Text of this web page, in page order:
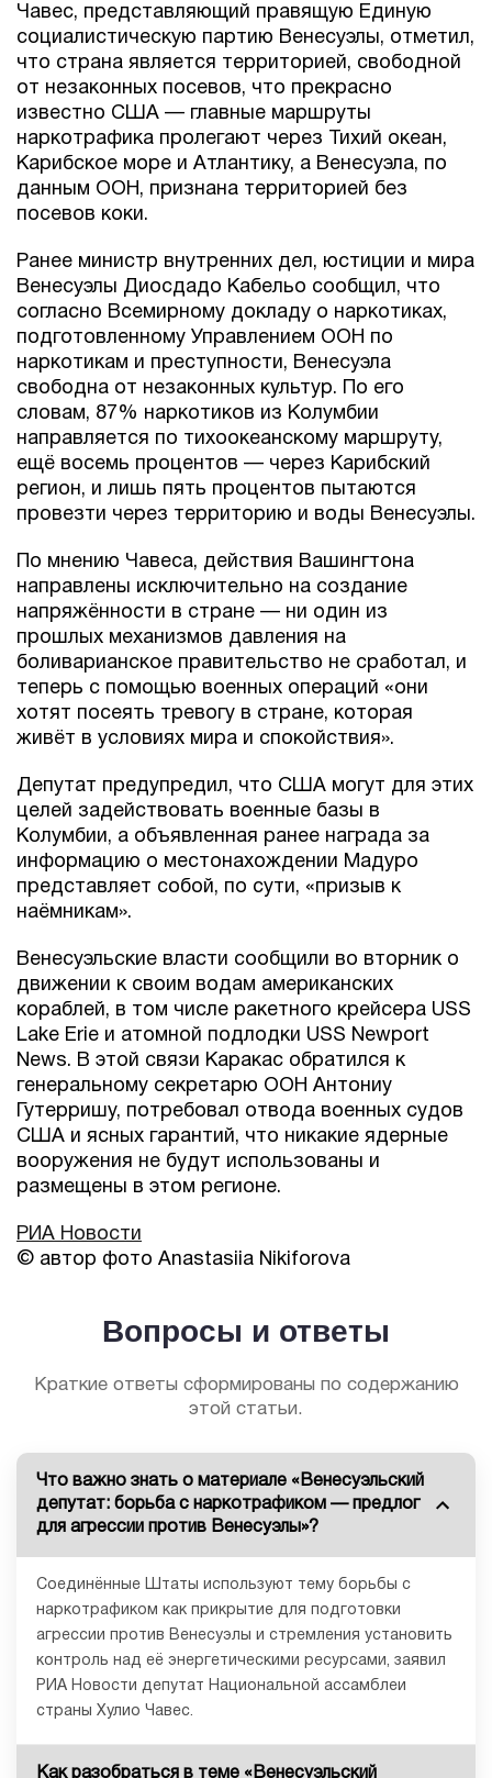
Чавес, представляющий правящую Единую
социалистическую партию Венесуэлы, отметил,
что страна является территорией, свободной
от незаконных посевов, что прекрасно
известно США — главные маршруты
наркотрафика пролегают через Тихий океан,
Карибское море и Атлантику, а Венесуэла, по
данным ООН, признана территорией без
посевов коки.
Ранее министр внутренних дел, юстиции и мира
Венесуэлы Диосдадо Кабельо сообщил, что
согласно Всемирному докладу о наркотиках,
подготовленному Управлением ООН по
наркотикам и преступности, Венесуэла
свободна от незаконных культур. По его
словам, 87% наркотиков из Колумбии
направляется по тихоокеанскому маршруту,
ещё восемь процентов — через Карибский
регион, и лишь пять процентов пытаются
провезти через территорию и воды Венесуэлы.
По мнению Чавеса, действия Вашингтона
направлены исключительно на создание
напряжённости в стране — ни один из
прошлых механизмов давления на
боливарианское правительство не сработал, и
теперь с помощью военных операций «они
хотят посеять тревогу в стране, которая
живёт в условиях мира и спокойствия».
Депутат предупредил, что США могут для этих
целей задействовать военные базы в
Колумбии, а объявленная ранее награда за
информацию о местонахождении Мадуро
представляет собой, по сути, «призыв к
наёмникам».
Венесуэльские власти сообщили во вторник о
движении к своим водам американских
кораблей, в том числе ракетного крейсера USS
Lake Erie и атомной подлодки USS Newport
News. В этой связи Каракас обратился к
генеральному секретарю ООН Антониу
Гутерришу, потребовал отвода военных судов
США и ясных гарантий, что никакие ядерные
вооружения не будут использованы и
размещены в этом регионе.
РИА Новости
© автор фото Anastasiia Nikiforova
Вопросы и ответы
Краткие ответы сформированы по содержанию
этой статьи.
Что важно знать о материале «Венесуэльский
депутат: борьба с наркотрафиком — предлог
для агрессии против Венесуэлы»?
Соединённые Штаты используют тему борьбы с
наркотрафиком как прикрытие для подготовки
агрессии против Венесуэлы и стремления установить
контроль над её энергетическими ресурсами, заявил
РИА Новости депутат Национальной ассамблеи
страны Хулио Чавес.
Как разобраться в теме «Венесуэльский